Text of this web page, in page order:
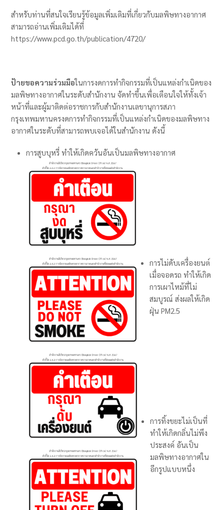
สำหรับท่านที่สนใจเรียนรู้ข้อมูลเพิ่มเติมที่เกี่ยวกับมลพิษทางอากาศ
สามารถอ่านเพิ่มเติมได้ที่
https://www.pcd.go.th/publication/4720/
ป้ายขอความร่วมมือในการงดการทำกิจกรรมที่เป็นแหล่งกำเนิดของ
มลพิษทางอากาศในระดับสำนักงาน จัดทำขึ้นเพื่อเตือนใจให้ทั้งเจ้า
หน้าที่และผู้มาติดต่อราชการกับสำนักงานเลขานุการสภา
กรุงเทพมหานครงดการทำกิจกรรมที่เป็นแหล่งกำเนิดของมลพิษทาง
อากาศในระดับที่สามารถพบเจอได้ในสำนักงาน ดังนี้
การสูบบุหรี่ ทำให้เกิดควันอันเป็นมลพิษทางอากาศ
การไม่ดับเครื่องยนต์
เมื่อจอดรถ ทำให้เกิด
การเผาไหม้ที่ไม่
สมบูรณ์ ส่งผลให้เกิด
ฝุ่น PM2.5
การทิ้งขยะไม่เป็นที่
ทำให้เกิดกลิ่นไม่พึง
ประสงค์ อันเป็น
มลพิษทางอากาศใน
อีกรูปแบบหนึ่ง